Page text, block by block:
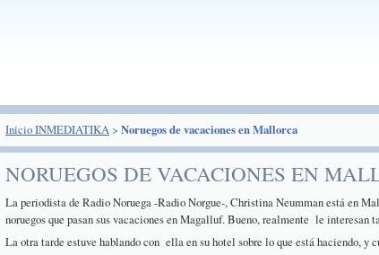
Inicio INMEDIATIKA> Noruegos de vacaciones en Mallorca
NORUEGOS DE VACACIONES EN
La periodista de Radio Noruega -Radio Norgue-, Christina Neumman está en
noruegos que pasan sus vacaciones en Magalluf. Bueno, realmente le interesan
La otra tarde estuve hablando con ella en su hotel sobre lo que está haciendo, y